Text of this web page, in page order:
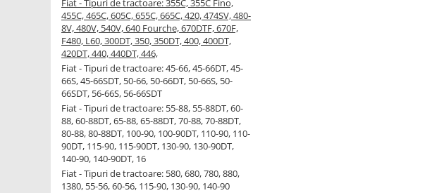
1.5.7. Filtre
1.5.8. Esapamente
1.5.9. Chiulasa si supape
1.5.10. Distributie si accesorii
1.6. Electrice
1.6.1. Acumulatori
Fiat - Tipuri de tractoare: 355C, 355C Fino,
455C, 465C, 605C, 655C, 665C, 420, 474SV, 480-
8V, 480V, 540V, 640 Fourche, 670DTF, 670F,
F480, L60, 300DT, 350, 350DT, 400, 400DT,
420DT, 440, 440DT, 446,
Fiat - Tipuri de tractoare: 45-66, 45-66DT, 45-
66S, 45-66SDT, 50-66, 50-66DT, 50-66S, 50-
66SDT, 56-66S, 56-66SDT
Fiat - Tipuri de tractoare: 55-88, 55-88DT, 60-
88, 60-88DT, 65-88, 65-88DT, 70-88, 70-88DT,
80-88, 80-88DT, 100-90, 100-90DT, 110-90, 110-
90DT, 115-90, 115-90DT, 130-90, 130-90DT,
140-90, 140-90DT, 16
Fiat - Tipuri de tractoare: 580, 680, 780, 880,
1380, 55-56, 60-56, 115-90, 130-90, 140-90